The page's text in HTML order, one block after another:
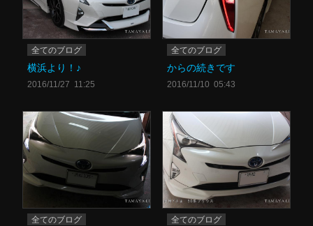
全てのブログ
横浜より！♪
2016/11/27 11:25
全てのブログ
からの続きです
2016/11/10 05:43
全てのブログ 全てのブログ